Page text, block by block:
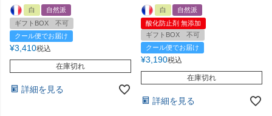
白
自然派
ギフトBOX 不可
クール便でお届け
¥3,410税込
在庫切れ
詳細を見る
白
自然派
酸化防止剤 無添加
ギフトBOX 不可
クール便でお届け
¥3,190税込
在庫切れ
詳細を見る